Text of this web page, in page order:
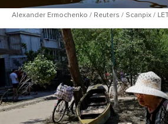
Alexander Ermochenko / Reuters / Scanpix /